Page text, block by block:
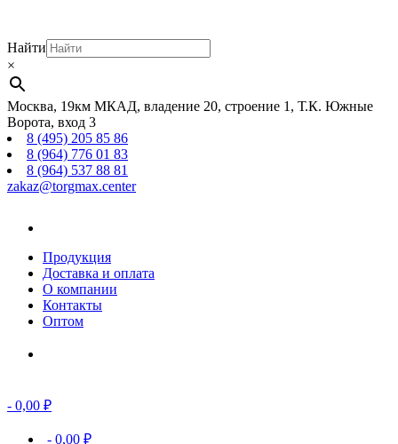
Найти
×
Москва, 19км МКАД, владение 20, строение 1, Т.К. Южные
Ворота, вход 3
8 (495) 205 85 86
8 (964) 776 01 83
8 (964) 537 88 81
zakaz@torgmax.center
Продукция
Доставка и оплата
О компании
Контакты
Оптом
- 0,00 ₽
- 0,00 ₽